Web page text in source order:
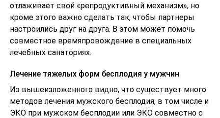
отлаживает свой «репродуктивный механизм», но
кроме этого важно сделать так, чтобы партнеры
настроились друг на друга. В этом может помочь
совместное времяпровождение в специальных
лечебных санаториях.
Лечение тяжелых форм бесплодия у мужчин
Из вышеизложенного видно, что существует много
методов лечения мужского бесплодия, в том числе и
ЭКО при мужском бесплодии или ЭКО совместно с